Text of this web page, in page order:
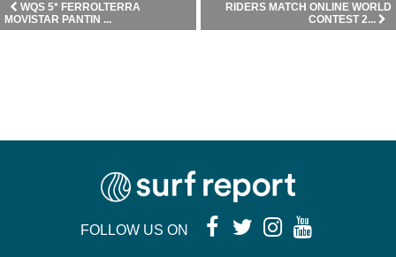
RIDERS MATCH ONLINE WORLD
CONTEST 2...
WQS 5* FERROLTERRA
MOVISTAR PANTIN ...
FOLLOW US ON